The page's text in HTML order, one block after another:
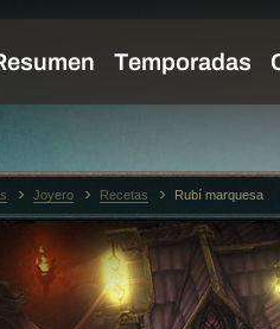
Joyero Recetas Rubí marquesa